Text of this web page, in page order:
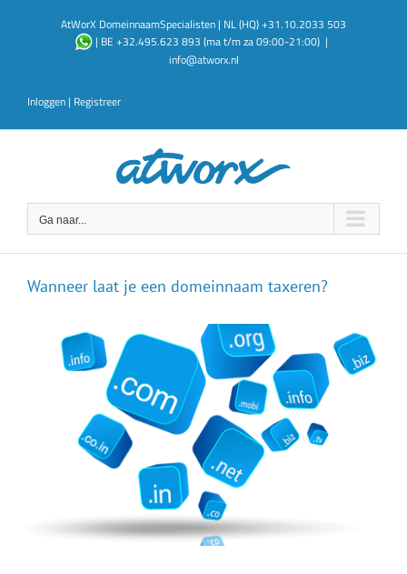
AtWorX DomeinnaamSpecialisten | NL (HQ) +31.10.2033 503
| BE +32.495.623 893 (ma t/m za 09:00-21:00) |
info@atworx.nl
Inloggen | Registreer
Ga naar...
Wanneer laat je een domeinnaam taxeren?